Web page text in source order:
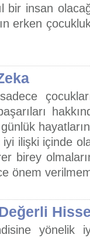
bir insan
erken
iyi ilişki içinde
birey
önem
yönelik